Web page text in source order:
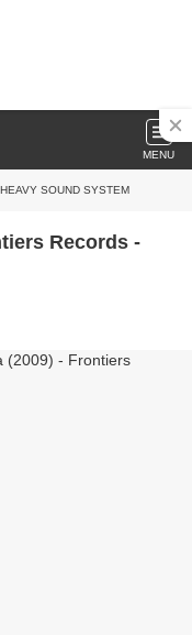
MENU
SOUND SYSTEM
Records -